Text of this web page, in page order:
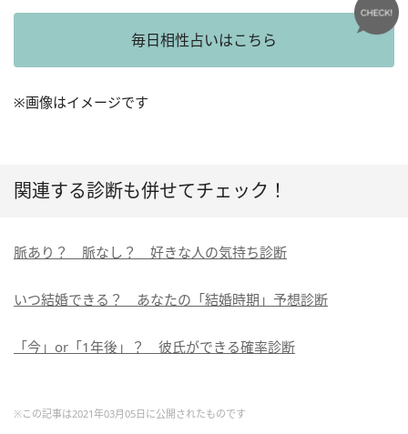
毎日相性占いはこちら
※画像はイメージです
関連する診断も併せてチェック！
脈あり？ 脈なし？ 好きな人の気持ち診断
いつ結婚できる？ あなたの「結婚時期」予想診断
「今」or「1年後」？ 彼氏ができる確率診断
※この記事は2021年03月05日に公開されたものです